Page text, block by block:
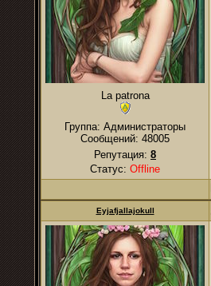
La patrona
Группа: Администраторы
Сообщений: 48005
Репутация: 8
Статус: Offline
Eyjafjallajokull